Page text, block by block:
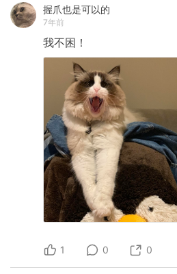
握爪也是可以的
7年前
我不困！
1 0 0